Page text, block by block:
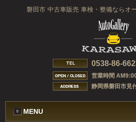
磐田市 中古車販売 車検・整備ならオ
0538-86-
営業時間
静岡県磐田市見
MENU